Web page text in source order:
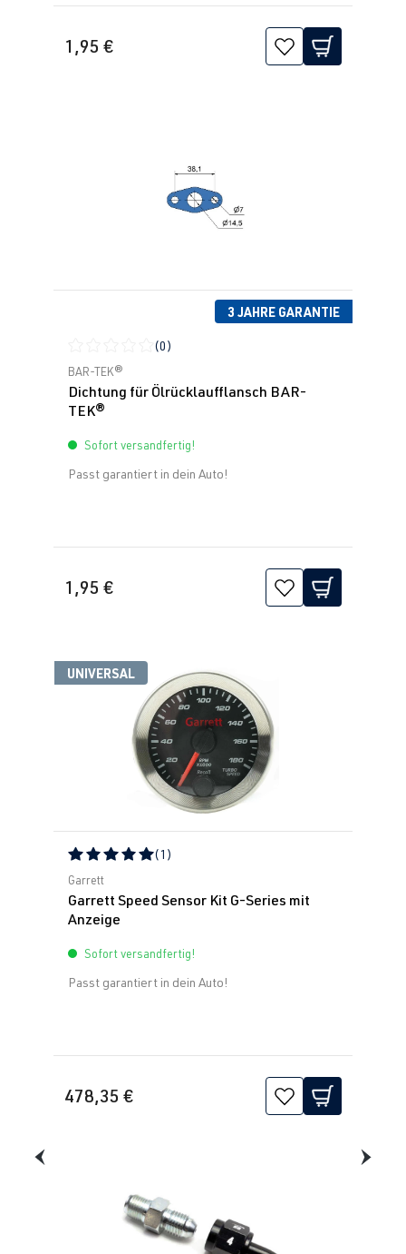
1,95 €
3 JAHRE GARANTIE
Durchschnittliche Bewertung von 0 von 5 Sternen
(0)
BAR-TEK®
Dichtung für Ölrücklaufflansch BAR-
TEK®
Sofort versandfertig!
Passt garantiert in dein Auto!
1,95 €
UNIVERSAL
Durchschnittliche Bewertung von 5 von 5 Sternen
(1)
Garrett
Garrett Speed Sensor Kit G-Series mit
Anzeige
Sofort versandfertig!
Passt garantiert in dein Auto!
478,35 €